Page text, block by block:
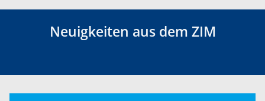
Neuigkeiten aus dem ZIM